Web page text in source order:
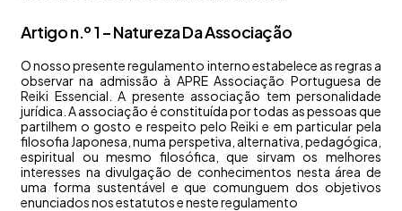
Artigo n.º 1 – Natureza Da Associação
O nosso presente regulamento interno estabelece as regras a
observar na admissão à APRE Associação Portuguesa de
Reiki Essencial. A presente associação tem personalidade
jurídica. A associação é constituída por todas as pessoas que
partilhem o gosto e respeito pelo Reiki e em particular pela
filosofia Japonesa, numa perspetiva, alternativa, pedagógica,
espiritual ou mesmo filosófica, que sirvam os melhores
interesses na divulgação de conhecimentos nesta área de
uma forma sustentável e que comunguem dos objetivos
enunciados nos estatutos e neste regulamento